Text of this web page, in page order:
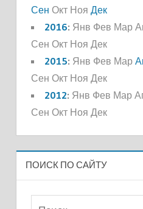
Сен Окт Ноя Дек
2016: Янв Фев Мар
Сен Окт Ноя Дек
2015: Янв Фев Мар
Сен Окт Ноя Дек
2012: Янв Фев Мар
Сен Окт Ноя Дек
ПОИСК ПО САЙТУ